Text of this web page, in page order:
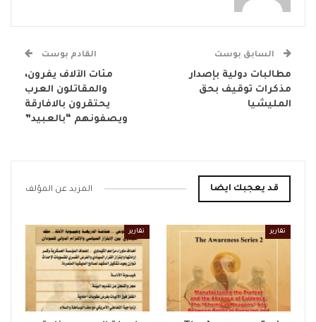
السابق بوست
مطالبات دولية بإصدار
مذكرات توقيف بحق
المليشيا
القادم بوست
مئات الآلاف يفرون،
والمقاتلون العرب
يحتقرون بالافارقة
ويصفونهم “بالعبيد”
قد يعجبك ايضا المزيد عن المؤلف
تقارير تقارير